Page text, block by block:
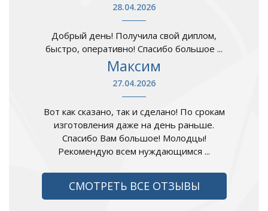
28.04.2026
Добрый день! Получила свой диплом,
быстро, оперативно! Спасибо большое ...
Максим
27.04.2026
Вот как сказано, так и сделано! По срокам
изготовления даже на день раньше.
Спасибо Вам большое! Молодцы!
Рекомендую всем нуждающимся ...
СМОТРЕТЬ ВСЕ ОТЗЫВЫ